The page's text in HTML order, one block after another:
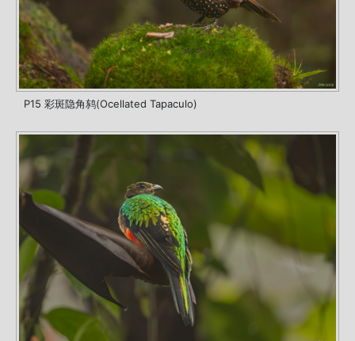
P15 彩斑隐角鸫(Ocellated Tapaculo)